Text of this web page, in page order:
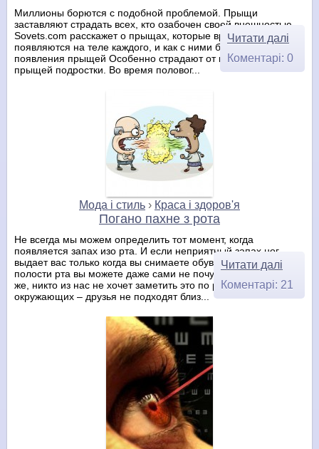
Миллионы борются с подобной проблемой. Прыщи
заставляют страдать всех, кто озабочен своей внешностью.
Sovets.com расскажет о прыщах, которые время от времени
появляются на теле каждого, и как с ними бороться. Причина
появления прыщей Особенно страдают от высыпания
прыщей подростки. Во время половог...
Читати далі
Коментарі: 0
Мода і стиль › Краса і здоров'я
Погано пахне з рота
Не всегда мы можем определить тот момент, когда
появляется запах изо рта. И если неприятный запах ног
выдает вас только когда вы снимаете обувь, то ароматы
полости рта вы можете даже сами не почувствовать. Конечно
же, никто из нас не хочет заметить это по реакции
окружающих – друзья не подходят близ...
Читати далі
Коментарі: 21